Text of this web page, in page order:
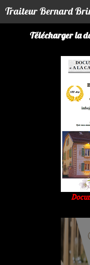
Traiteur Bernard
Télécharger la
Panneau de gestion des